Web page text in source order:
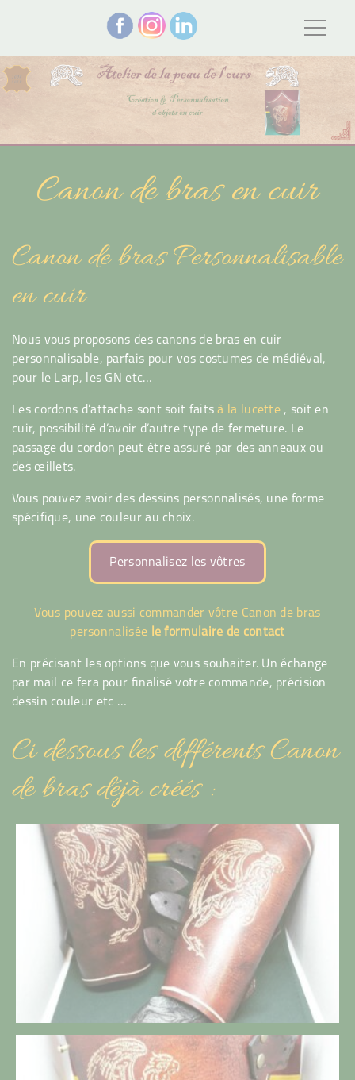
Canon de bras en cuir
Canon de bras Personnalisable
en cuir
Nous vous proposons des canons de bras en cuir
personnalisable, parfais pour vos costumes de médiéval,
pour le Larp, les GN etc…
Les cordons d’attache sont soit faitsà la lucette , soit en
cuir, possibilité d’avoir d’autre type de fermeture. Le
passage du cordon peut être assuré par des anneaux ou
des œillets.
Vous pouvez avoir des dessins personnalisés, une forme
spécifique, une couleur au choix.
Personnalisez les vôtres
Vous pouvez aussi commander vôtre Canon de bras
personnalisée le formulaire de contact
En précisant les options que vous souhaiter. Un échange
par mail ce fera pour finalisé votre commande, précision
dessin couleur etc …
Ci dessous les différents Canon
de bras déjà créés :